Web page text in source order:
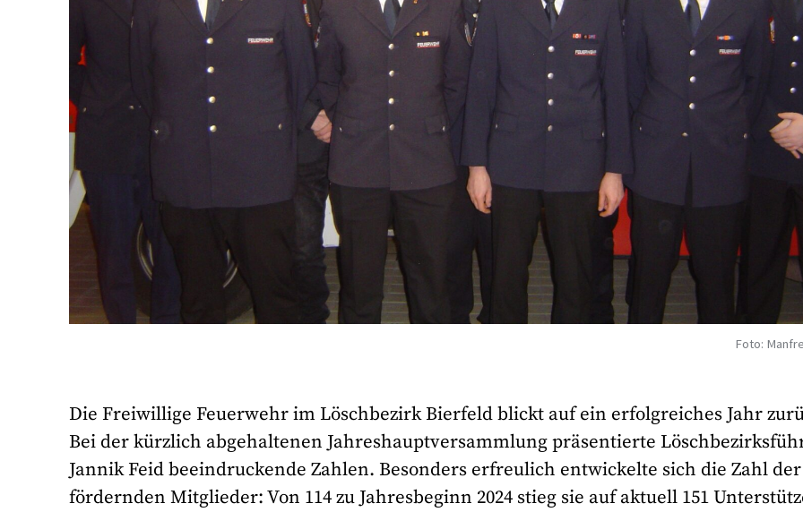
Foto:
Die Freiwillige Feuerwehr im Löschbezirk Bierfeld blickt auf ein erfolgreiches Jahr
Bei der kürzlich abgehaltenen Jahreshauptversammlung präsentierte
Jannik Feid beeindruckende Zahlen. Besonders erfreulich entwickelte sich die Zahl der
fördernden Mitglieder: Von 114 zu Jahresbeginn 2024 stieg sie auf aktuell 151